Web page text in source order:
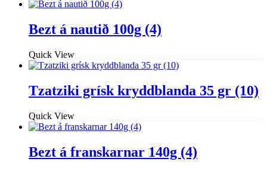
Bezt á nautið 100g (4)
Quick View
Tzatziki grísk kryddblanda 35 gr (10)
Quick View
Bezt á franskarnar 140g (4)